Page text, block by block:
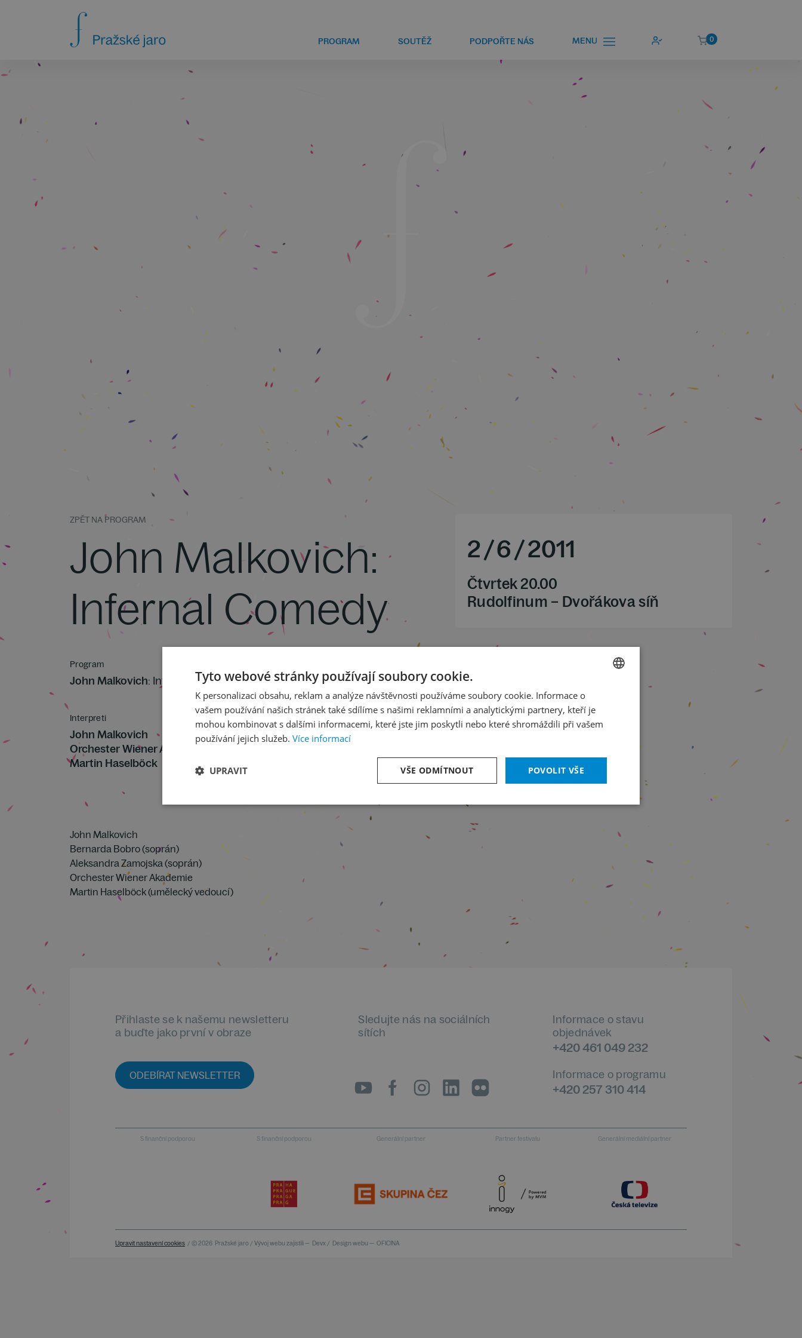
PROGRAM SOUTĚŽ PODPOŘTE NÁS MENU 0
ZPĚT NA PROGRAM
John Malkovich:
Infernal Comedy
Program
John Malkovich: Infernal Comedy
Interpreti
John Malkovich
Orchester Wiener Akademie
Martin Haselböck
2/6/2011
Čtvrtek 20.00
Rudolfinum – Dvořákova síň
John Malkovich
Bernarda Bobro (soprán)
Aleksandra Zamojska (soprán)
Orchester Wiener Akademie
Martin Haselböck (umělecký vedoucí)
Přihlaste se k našemu newsletteru
a buďte jako první v obraze
ODEBÍRAT NEWSLETTER
Sledujte nás na sociálních
sítích
Informace o stavu
objednávek
+420 461 049 232
Informace o programu
+420 257 310 414
S finanční podporou S finanční podporou Generální partner Partner festivalu Generální mediální partner
Upravit nastavení cookies / © 2026 Pražské jaro / Vývoj webu zajistili — Devx / Design webu — OFICINA
ENGLISH
Tyto webové stránky používají soubory cookie.
K personalizaci obsahu, reklam a analýze návštěvnosti používáme soubory cookie. Informace o
vašem používání našich stránek také sdílíme s našimi reklamními a analytickými partnery, kteří je
mohou kombinovat s dalšími informacemi, které jste jim poskytli nebo které shromáždili při vašem
používání jejich služeb. Více informací
POVOLIT VŠE
VŠE ODMÍTNOUT
UPRAVIT